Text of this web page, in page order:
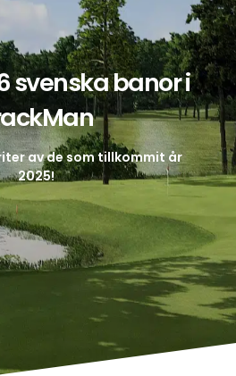
svenska banor i
av de som tillkommit år
2025!